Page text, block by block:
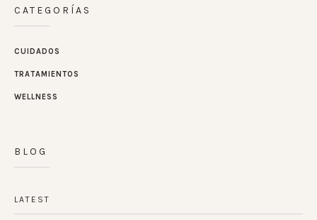
CATEGORÍAS
CUIDADOS
TRATAMIENTOS
WELLNESS
BLOG
LATEST